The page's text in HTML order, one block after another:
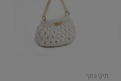
תיקי כתף